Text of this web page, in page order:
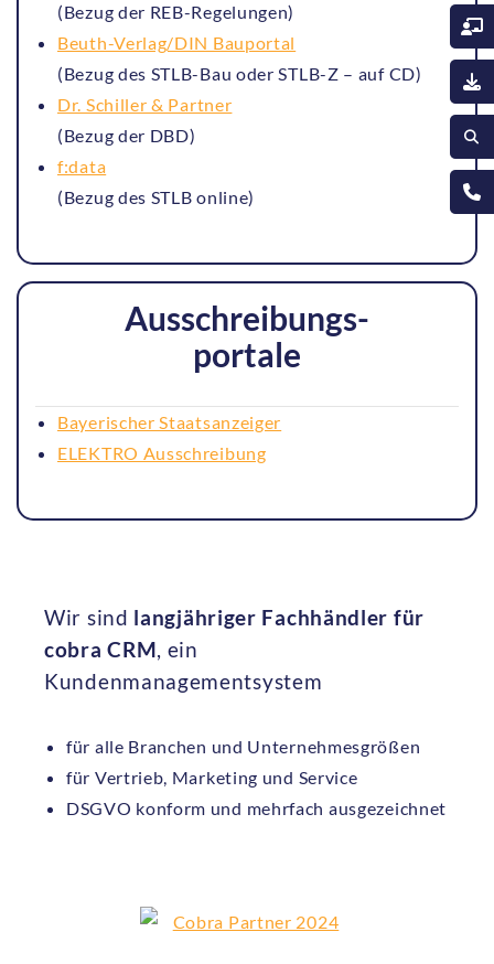
(Bezug der REB-Regelungen)
Beuth-Verlag/DIN Bauportal
(Bezug des STLB-Bau oder STLB-Z – auf CD)
Dr. Schiller & Partner
(Bezug der DBD)
f:data
(Bezug des STLB online)
Ausschreibungs-
portale
Bayerischer Staatsanzeiger
ELEKTRO Ausschreibung
Wir sind langjähriger Fachhändler für
cobra CRM, ein
Kundenmanagementsystem
für alle Branchen und Unternehmesgrößen
für Vertrieb, Marketing und Service
DSGVO konform und mehrfach ausgezeichnet